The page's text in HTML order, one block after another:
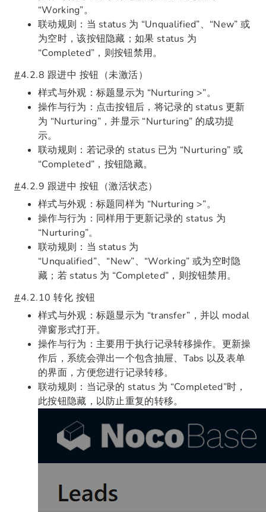
“Working”。
联动规则：当 status 为 “Unqualified”、“New” 或
为空时，该按钮隐藏；如果 status 为
“Completed”，则按钮禁用。
#4.2.8 跟进中 按钮（未激活）
样式与外观：标题显示为 “Nurturing >”。
操作与行为：点击按钮后，将记录的 status 更新
为 “Nurturing”，并显示 “Nurturing” 的成功提
示。
联动规则：若记录的 status 已为 “Nurturing” 或
“Completed”，按钮隐藏。
#4.2.9 跟进中 按钮（激活状态）
样式与外观：标题同样为 “Nurturing >”。
操作与行为：同样用于更新记录的 status 为
“Nurturing”。
联动规则：当 status 为
“Unqualified”、“New”、“Working” 或为空时隐
藏；若 status 为 “Completed”，则按钮禁用。
#4.2.10 转化 按钮
样式与外观：标题显示为 “transfer”，并以 modal
弹窗形式打开。
操作与行为：主要用于执行记录转移操作。更新操
作后，系统会弹出一个包含抽屉、Tabs 以及表单
的界面，方便您进行记录转移。
联动规则：当记录的 status 为 “Completed”时，
此按钮隐藏，以防止重复的转移。